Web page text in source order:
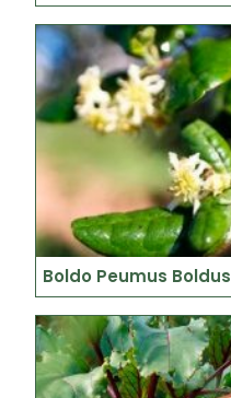
Boldo Peumus Boldus